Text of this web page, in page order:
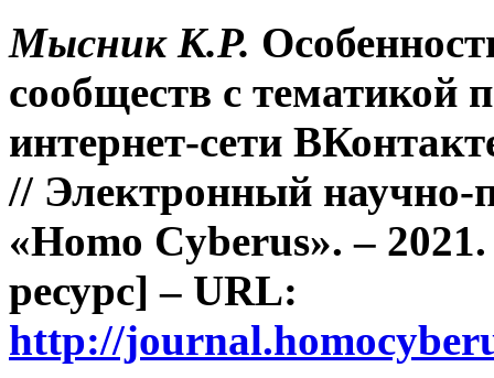
Мысник К.Р.
сообществ с тематикой
интернет-сети
// Электронный научно-
«Homo Cyberus». –
ресурс] – URL:
http://